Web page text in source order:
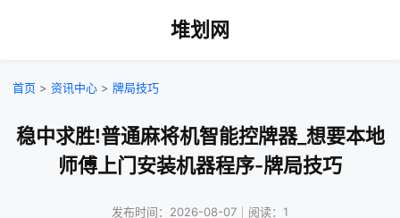
堆划网
首页 > 资讯中心 > 牌局技巧
稳中求胜!普通麻将机智能控牌器_想要本地
师傅上门安装机器程序-牌局技巧
发布时间：2026-08-07｜阅读：1